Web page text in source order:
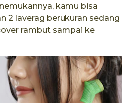
kamu bisa
2 laverag berukuran sedang
rambut sampai ke